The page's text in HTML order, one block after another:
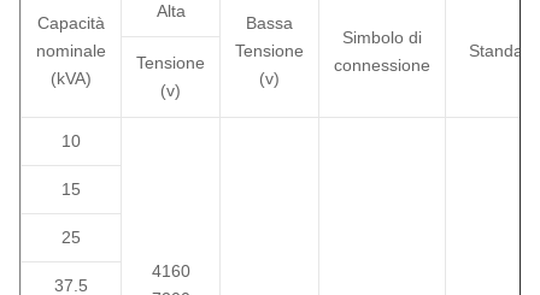
Capacità
nominale
(kVA)
Alta
Bassa
Tensione
(v)
Simbolo di
connessione
Standard
Tensione
(v)
10
4160
15
25
37.5